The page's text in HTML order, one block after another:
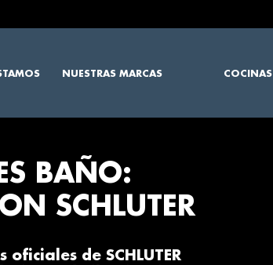
NUESTRAS MARCAS COCINAS
BAÑO:
SCHLUTER
de SCHLUTER